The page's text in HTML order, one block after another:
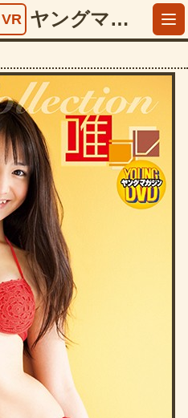
ヤングマガジンDVD Yui’s Collection 唯コレ 小池唯【5242lpfd00204】